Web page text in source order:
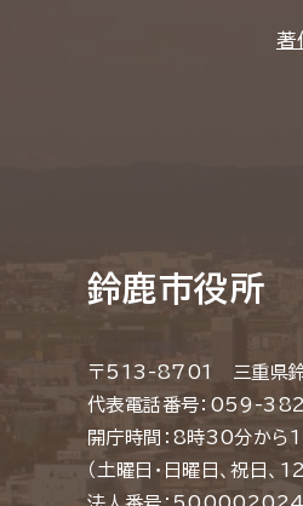
著
鈴鹿市役所
〒513-8701 三重県鈴
代表電話番号：059-
開庁時間：8時30分から
（土曜日・日曜日、祝日